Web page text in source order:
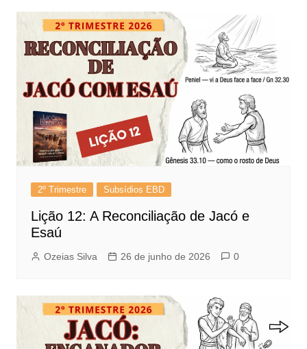
2º Trimestre Subsídios EBD
Lição 12: A Reconciliação de Jacó e
Esaú
Ozeias Silva 26 de junho de 2026 0